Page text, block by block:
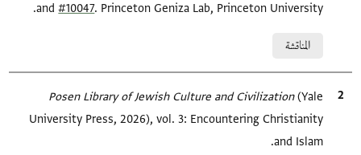
and#10047 . Princeton Geniza Lab, Princeton University.
المناقشة
الاقتباس المرجعيPosen Library of Jewish Culture and Civilization(Yale
University Press, 2026), vol. 3: Encountering Christianity
and Islam.